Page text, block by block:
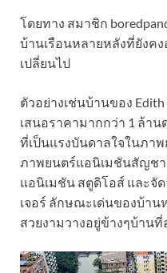
โดยทาง สมาชิก
บ้านเรือนหลายหลังที่ยังค
เปลี่ยนไป
ตัวอย่างเช่นบ้านของ
เสนอราคามากกว่า 1 ล้า
ที่เป็นแรงบันดาลใจในภาพ
ภาพยนตร์แอนิเมชันสัญชา
แอนิเมชัน สตูดิโอส์ และจั
เจอร์ ลักษณะเด่นของบ้า
สวยงามวางอยู่ข้างๆบ้าน